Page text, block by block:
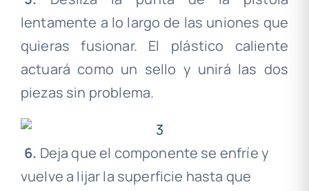
lentamente a lo largo de las uniones que
quieras fusionar. El plástico caliente
actuará como un sello y unirá las dos
piezas sin problema.
6. Deja que el componente se enfríe y
vuelve a lijar la superficie hasta que